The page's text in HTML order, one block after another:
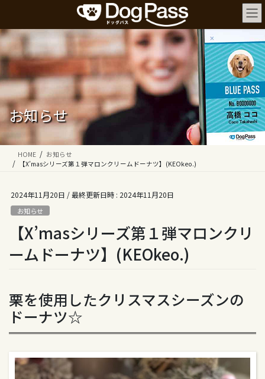
テ
ツ
へ
ス
ッ
プ
ゲ
シ
ョ
ン
移
動 お知らせ
HOME
お知らせ
【X’masシリーズ第１弾マロンクリームドーナツ】(KEOkeo.)
2024年11月20日 / 最終更新日時 : 2024年11月20日
お知らせ
【X’masシリーズ第１弾マロンクリ
ームドーナツ】(KEOkeo.)
栗を使用したクリスマスシーズンの
ドーナツ☆